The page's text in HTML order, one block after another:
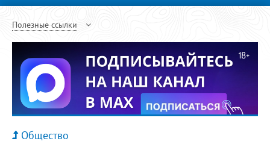
Полезные ссылки
Общество